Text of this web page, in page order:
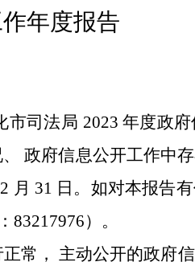
年度报告
市司法局 2023 年度政
政府信息公开工作中
月 31 日。如对本报告
83217976）。
常， 主动公开的政府